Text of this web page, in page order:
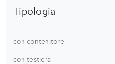
Tipologia
con contenitore
con testiera